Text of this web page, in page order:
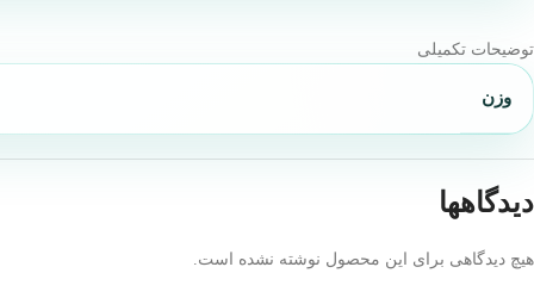
توضیحات تکمیلی
وزن
دیدگاهها
هیچ دیدگاهی برای این محصول نوشته نشده است.